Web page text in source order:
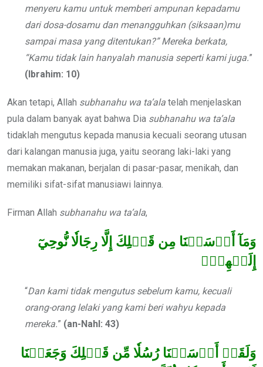
menyeru kamu untuk memberi ampunan kepadamu
dari dosa-dosamu dan menangguhkan (siksaan)mu
sampai masa yang ditentukan?” Mereka berkata,
“Kamu tidak lain hanyalah manusia seperti kami juga.”
(Ibrahim: 10)
Akan tetapi, Allah subhanahu wa ta’ala telah menjelaskan
pula dalam banyak ayat bahwa Dia subhanahu wa ta’ala
tidaklah mengutus kepada manusia kecuali seorang utusan
dari kalangan manusia juga, yaitu seorang laki-laki yang
memakan makanan, berjalan di pasar-pasar, menikah, dan
memiliki sifat-sifat manusiawi lainnya.
Firman Allah subhanahu wa ta’ala,
وَمَآ أَرۡسَلۡنَا مِن قَبۡلِكَ إِلَّا رِجَالٗا نُّوحِيٓ
إِلَيۡهِمۡۖ
“Dan kami tidak mengutus sebelum kamu, kecuali
orang-orang lelaki yang kami beri wahyu kepada
mereka.” (an-Nahl: 43)
وَلَقَدۡ أَرۡسَلۡنَا رُسُلٗا مِّن قَبۡلِكَ وَجَعَلۡنَا